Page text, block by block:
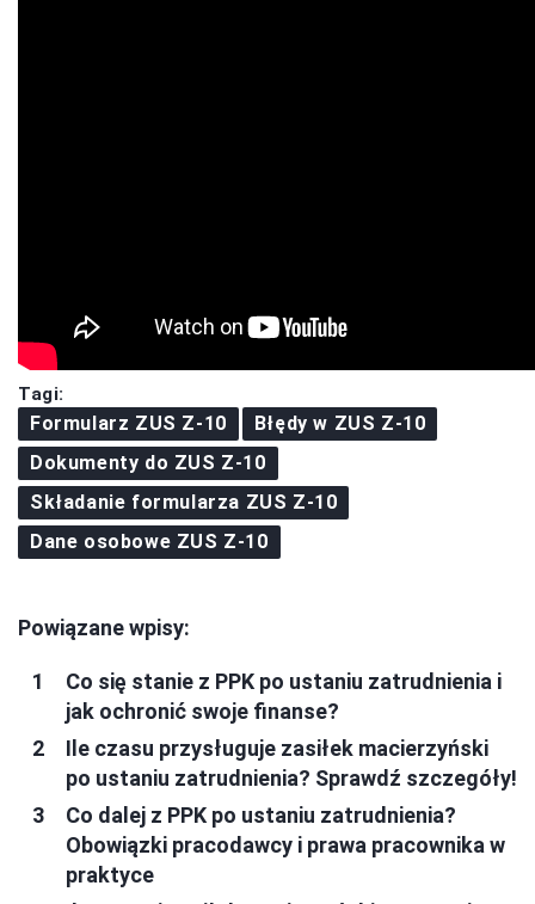
Tagi:
Formularz ZUS Z-10
Błędy w ZUS Z-10
Dokumenty do ZUS Z-10
Składanie formularza ZUS Z-10
Dane osobowe ZUS Z-10
Powiązane wpisy:
Co się stanie z PPK po ustaniu zatrudnienia i
jak ochronić swoje finanse?
Ile czasu przysługuje zasiłek macierzyński
po ustaniu zatrudnienia? Sprawdź szczegóły!
Co dalej z PPK po ustaniu zatrudnienia?
Obowiązki pracodawcy i prawa pracownika w
praktyce